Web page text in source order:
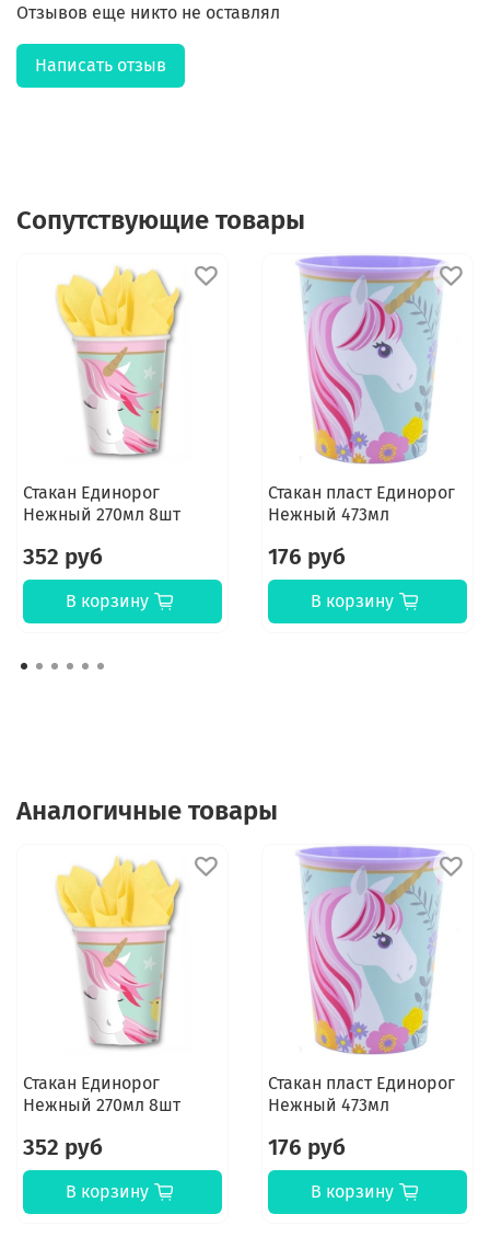
Отзывов еще никто не оставлял
Написать отзыв
Сопутствующие товары
Стакан Единорог
Нежный 270мл 8шт
352 руб
В корзину
Стакан пласт Единорог
Нежный 473мл
176 руб
В корзину
Аналогичные товары
Стакан Единорог
Нежный 270мл 8шт
352 руб
В корзину
Стакан пласт Единорог
Нежный 473мл
176 руб
В корзину